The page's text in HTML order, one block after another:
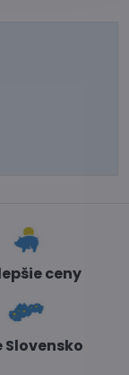
ceny
Slovensko